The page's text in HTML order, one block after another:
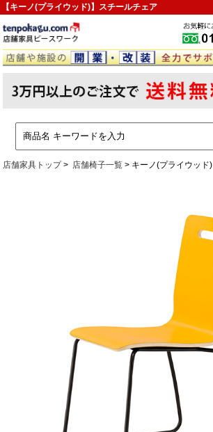
【キーノ(プライウッド)】スチールチェア
店舗家具トップ 店舗椅子一覧 キーノ(プライウッド)